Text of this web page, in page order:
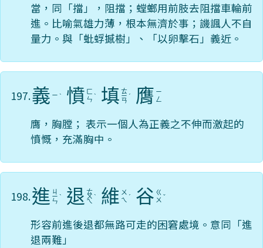
當，同「擋」，阻擋；螳螂用前肢去阻擋車輪前
進。比喻氣雄力薄，根本無濟於事；譏諷人不自
量力。與「蚍蜉撼樹」、「以卵擊石」義近。
197.義 ㄧ ˋ 憤 ㄈ
ㄣ ˋ 填 ㄊ
ㄧ
ㄢ
ˊ 膺 ㄧ
ㄥ
膺，胸膛； 表示一個人為正義之不伸而激起的
憤慨，充滿胸中。
198.進 ㄐ
ㄧ
ㄣ
ˋ 退 ㄊ
ㄨ
ㄟ
ˋ 維 ㄨ
ㄟ ˊ 谷 ㄍ
ㄨ ˇ
形容前進後退都無路可走的困窘處境。意同「進
退兩難」